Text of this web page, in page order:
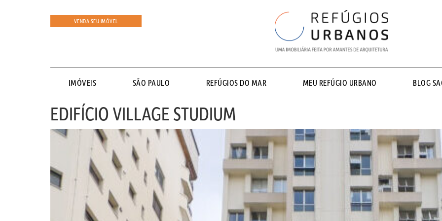
VENDA SEU IMÓVEL
IMÓVEIS SÃO PAULO REFÚGIOS DO MAR MEU REFÚGIO URBANO BLOG
EDIFÍCIO VILLAGE STUDIUM